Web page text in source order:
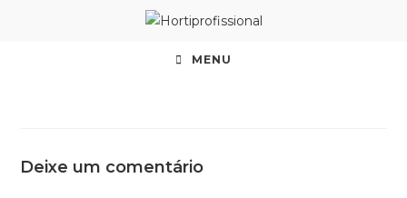
MENU
Deixe um comentário